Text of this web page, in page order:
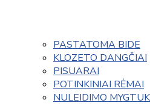
PASTATOMA BIDE
KLOZETO DANGČIAI
PISUARAI
POTINKINIAI RĖMAI
NULEIDIMO